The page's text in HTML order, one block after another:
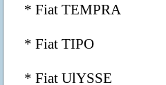
* Fiat TEMPRA
* Fiat TIPO
* Fiat UlYSSE